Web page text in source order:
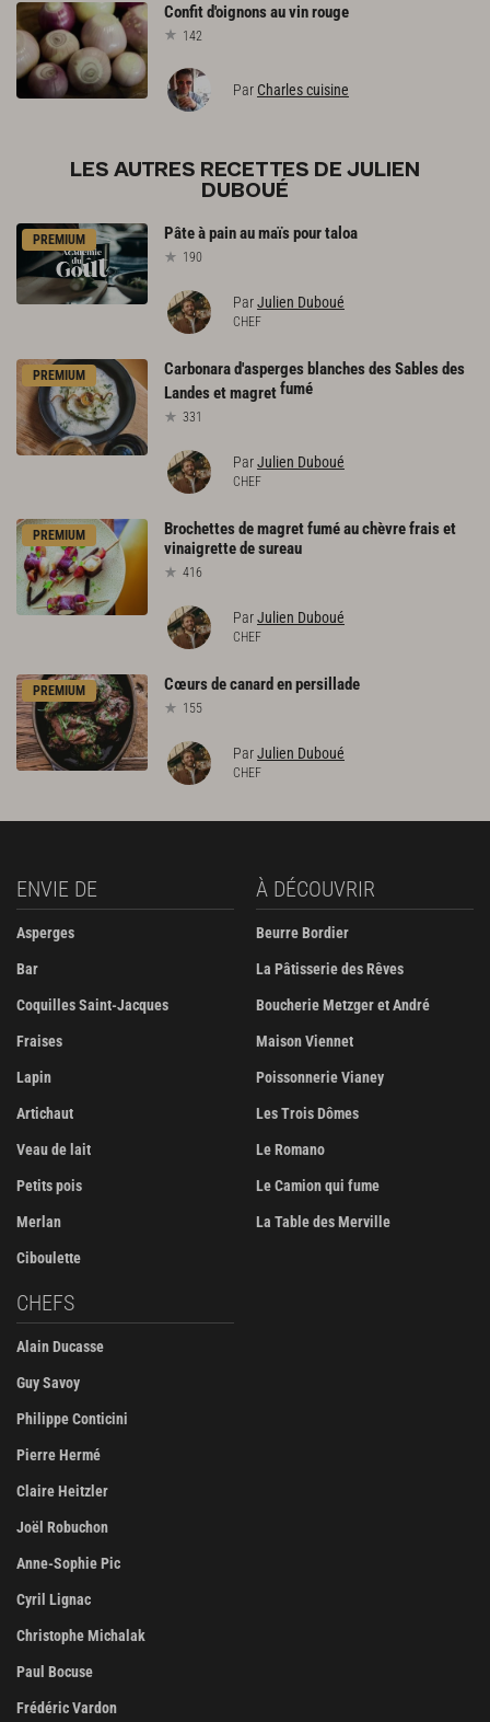
Confitd'oignonsauvinrouge
142
Par Charles cuisine
LES AUTRES RECETTES DE JULIEN
DUBOUÉ
PREMIUM Pâteàpainaumaïspourtaloa
190
ParJulien Duboué
CHEF
PREMIUM
Carbonara d'asperges blanches des Sables des
Landes et magretfumé
331
ParJulien Duboué
CHEF
PREMIUM Brochettesdemagretfuméauchèvrefraiset
vinaigrettedesureau
416
ParJulien Duboué
CHEF
PREMIUM Cœursdecanard enpersillade
155
ParJulien Duboué
CHEF
ENVIE DE
Asperges
Bar
Coquilles Saint-Jacques
Fraises
Lapin
Artichaut
Veau de lait
Petits pois
Merlan
Ciboulette
À DÉCOUVRIR
Beurre Bordier
La Pâtisserie des Rêves
Boucherie Metzger et André
Maison Viennet
Poissonnerie Vianey
Les Trois Dômes
Le Romano
Le Camion qui fume
La Table des Merville
CHEFS
Alain Ducasse
Guy Savoy
Philippe Conticini
Pierre Hermé
Claire Heitzler
Joël Robuchon
Anne-Sophie Pic
Cyril Lignac
Christophe Michalak
Paul Bocuse
Frédéric Vardon